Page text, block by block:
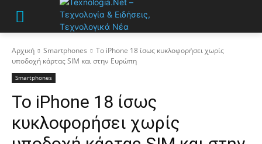
Αρχική Smartphones
Το iPhone 18 ίσως κυκλοφορήσει χωρίς
υποδοχή κάρτας SIM και στην Ευρώπη
Smartphones
Το iPhone 18 ίσως
κυκλοφορήσει χωρίς